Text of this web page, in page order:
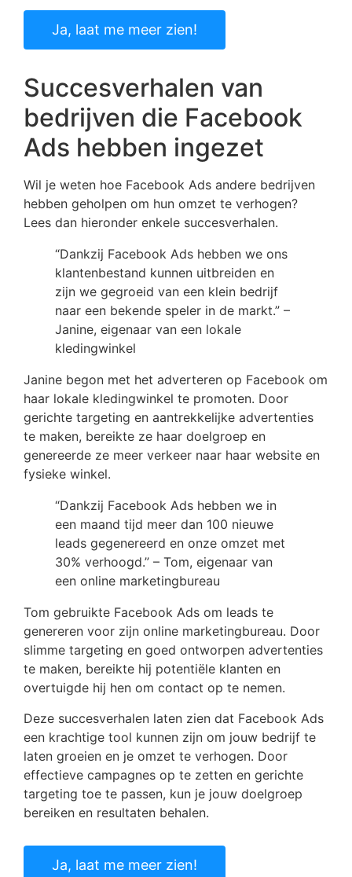
Ja, laat me meer zien!
Succesverhalen van
bedrijven die Facebook
Ads hebben ingezet
Wil je weten hoe Facebook Ads andere bedrijven
hebben geholpen om hun omzet te verhogen?
Lees dan hieronder enkele succesverhalen.
“Dankzij Facebook Ads hebben we ons
klantenbestand kunnen uitbreiden en
zijn we gegroeid van een klein bedrijf
naar een bekende speler in de markt.” –
Janine, eigenaar van een lokale
kledingwinkel
Janine begon met het adverteren op Facebook om
haar lokale kledingwinkel te promoten. Door
gerichte targeting en aantrekkelijke advertenties
te maken, bereikte ze haar doelgroep en
genereerde ze meer verkeer naar haar website en
fysieke winkel.
“Dankzij Facebook Ads hebben we in
een maand tijd meer dan 100 nieuwe
leads gegenereerd en onze omzet met
30% verhoogd.” – Tom, eigenaar van
een online marketingbureau
Tom gebruikte Facebook Ads om leads te
genereren voor zijn online marketingbureau. Door
slimme targeting en goed ontworpen advertenties
te maken, bereikte hij potentiële klanten en
overtuigde hij hen om contact op te nemen.
Deze succesverhalen laten zien dat Facebook Ads
een krachtige tool kunnen zijn om jouw bedrijf te
laten groeien en je omzet te verhogen. Door
effectieve campagnes op te zetten en gerichte
targeting toe te passen, kun je jouw doelgroep
bereiken en resultaten behalen.
Ja, laat me meer zien!